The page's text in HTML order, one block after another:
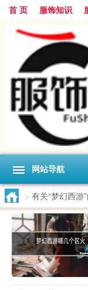
首 页 服饰知识
网站导航
> 有关“梦幻西游